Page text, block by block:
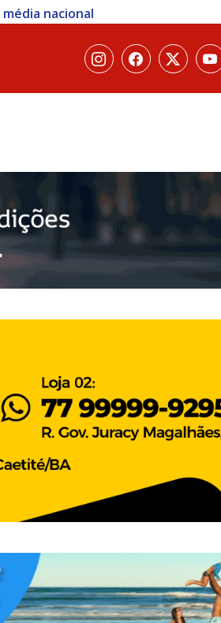
sexta; veja como participar